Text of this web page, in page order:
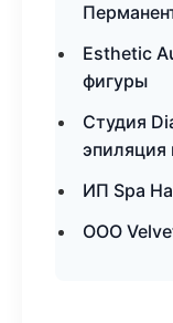
Esthetic
фигуры
Студия
ИП Spa
ООО